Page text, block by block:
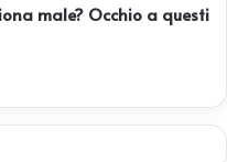
male? Occhio a questi